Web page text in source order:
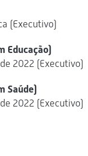
(Executivo)
Educação)
2022 (Executivo)
Saúde)
2022 (Executivo)